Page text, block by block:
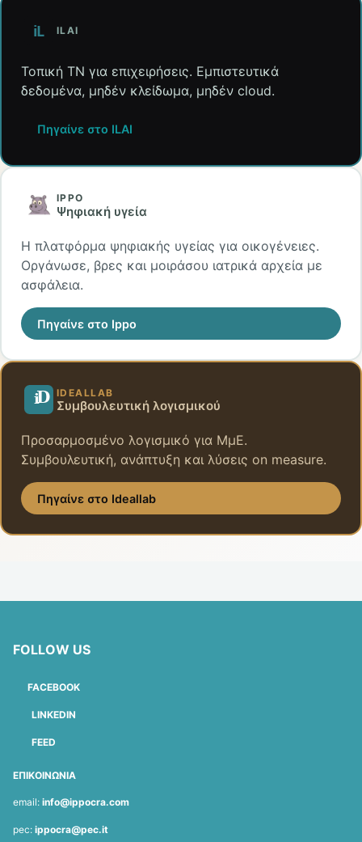
ILAI
Τοπική ΤΝ για επιχειρήσεις. Εμπιστευτικά
δεδομένα, μηδέν κλείδωμα, μηδέν cloud.
Πηγαίνε στο ILAI
IPPO
Ψηφιακή υγεία
Η πλατφόρμα ψηφιακής υγείας για οικογένειες.
Οργάνωσε, βρες και μοιράσου ιατρικά αρχεία με
ασφάλεια.
Πηγαίνε στο Ippo
IDEALLAB
Συμβουλευτική λογισμικού
Προσαρμοσμένο λογισμικό για ΜμΕ.
Συμβουλευτική, ανάπτυξη και λύσεις on measure.
Πηγαίνε στο Ideallab
FOLLOW US
FACEBOOK
LINKEDIN
FEED
ΕΠΙΚΟΙΝΩΝΙΑ
email: info@ippocra.com
pec: ippocra@pec.it